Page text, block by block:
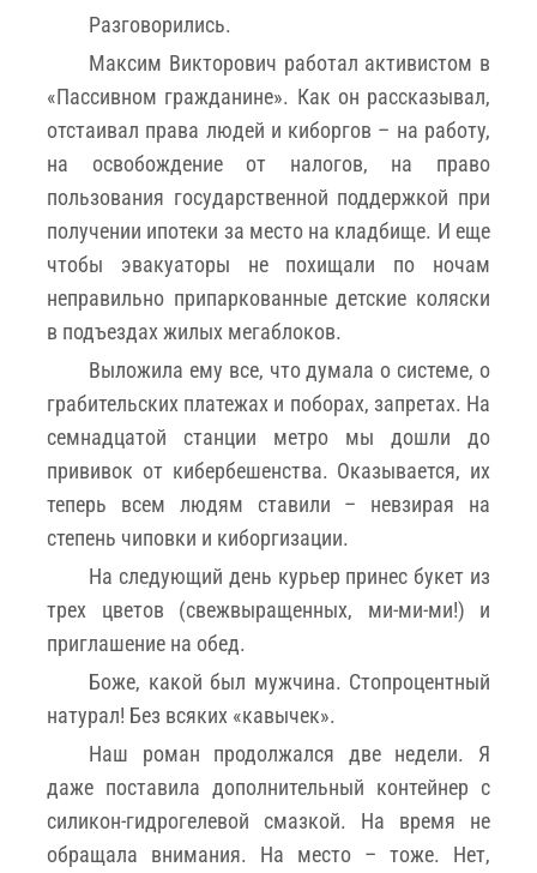
Разговорились.
Максим Викторович работал активистом в
«Пассивном гражданине». Как он рассказывал,
отстаивал права людей и киборгов – на работу,
на освобождение от налогов, на право
пользования государственной поддержкой при
получении ипотеки за место на кладбище. И еще
чтобы эвакуаторы не похищали по ночам
неправильно припаркованные детские коляски
в подъездах жилых мегаблоков.
Выложила ему все, что думала о системе, о
грабительских платежах и поборах, запретах. На
семнадцатой станции метро мы дошли до
прививок от кибербешенства. Оказывается, их
теперь всем людям ставили – невзирая на
степень чиповки и киборгизации.
На следующий день курьер принес букет из
трех цветов (свежвыращенных, ми-ми-ми!) и
приглашение на обед.
Боже, какой был мужчина. Стопроцентный
натурал! Без всяких «кавычек».
Наш роман продолжался две недели. Я
даже поставила дополнительный контейнер с
силикон-гидрогелевой смазкой. На время не
обращала внимания. На место – тоже. Нет,